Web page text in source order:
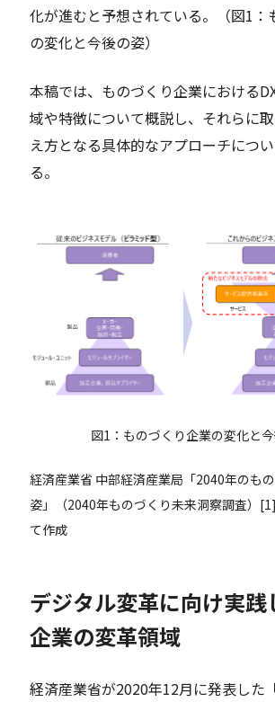
化が進むと予想されている。（図1：
の変化と今後の姿）
本稿では、ものづくり企業における
域や特徴について概説し、それらに
え方となる具体的なアプローチにつ
る。
図1：ものづくり企業の変化と
経済産業省 中部経済産業局「2040年のも
姿」（2040年ものづくり未来洞察調査）
て作成
デジタル変革に向け実践
企業の変革領域
経済産業省が2020年12月に発表した